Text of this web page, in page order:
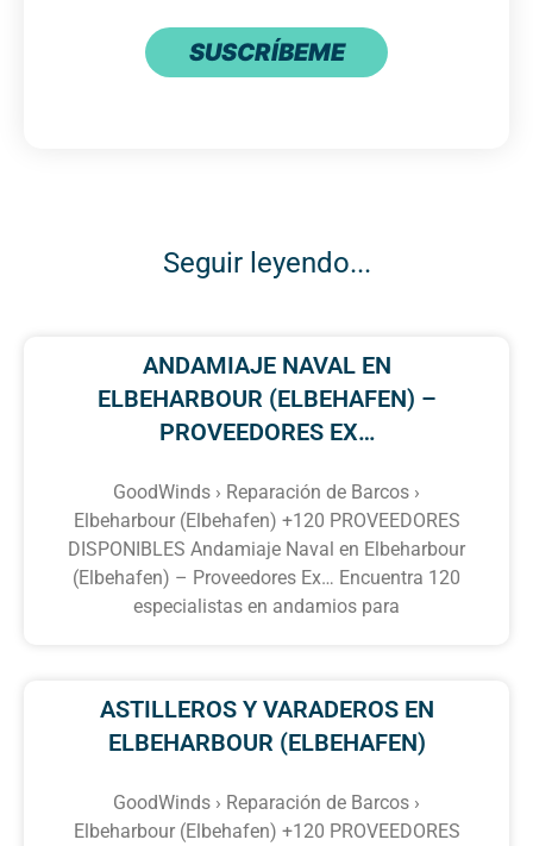
SUSCRÍBEME
Seguir leyendo...
ANDAMIAJE NAVAL EN
ELBEHARBOUR (ELBEHAFEN) –
PROVEEDORES EX…
GoodWinds › Reparación de Barcos ›
Elbeharbour (Elbehafen) +120 PROVEEDORES
DISPONIBLES Andamiaje Naval en Elbeharbour
(Elbehafen) – Proveedores Ex… Encuentra 120
especialistas en andamios para
ASTILLEROS Y VARADEROS EN
ELBEHARBOUR (ELBEHAFEN)
GoodWinds › Reparación de Barcos ›
Elbeharbour (Elbehafen) +120 PROVEEDORES